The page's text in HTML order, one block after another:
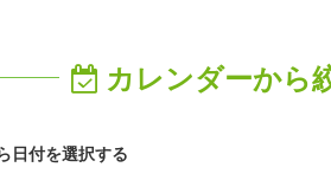
カレンダーから
日付を選択する